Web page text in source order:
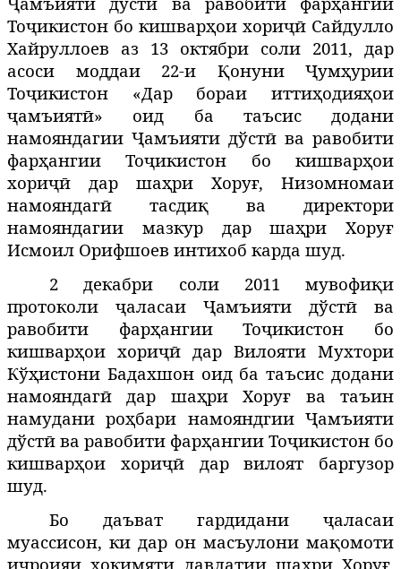
Тоҷикистон бо кишварҳои хориҷӣ Сайдулло
Хайруллоев аз 13 октябри соли 2011, дар
асоси моддаи 22-и Қонуни Ҷумҳурии
Тоҷикистон «Дар бораи иттиҳодияҳои
ҷамъиятӣ» оид ба таъсис додани
намояндагии Ҷамъияти дўстӣ ва равобити
фарҳангии Тоҷикистон бо кишварҳои
хориҷӣ дар шаҳри Хоруғ, Низомномаи
намояндагӣ тасдиқ ва директори
намояндагии мазкур дар шаҳри Хоруғ
Исмоил Орифшоев интихоб карда шуд.
2 декабри соли 2011 мувофиқи
протоколи ҷаласаи Ҷамъияти дўстӣ ва
равобити фарҳангии Тоҷикистон бо
кишварҳои хориҷӣ дар Вилояти Мухтори
Кўҳистони Бадахшон оид ба таъсис додани
намояндагӣ дар шаҳри Хоруғ ва таъин
намудани роҳбари намояндгии Ҷамъияти
дўстӣ ва равобити фарҳангии Тоҷикистон бо
кишварҳои хориҷӣдар вилоят баргузор
шуд.
Бо даъват гардидани ҷаласаи
муассисон, ки дар он масъулони мақомоти
иҷроияи ҳокимяти давлатии шаҳри Хоруғ,